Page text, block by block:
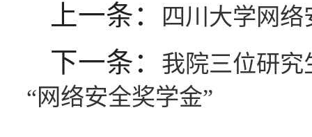
上一条： 四川大学网
下一条：
我院三位研
“网络安全奖学金”